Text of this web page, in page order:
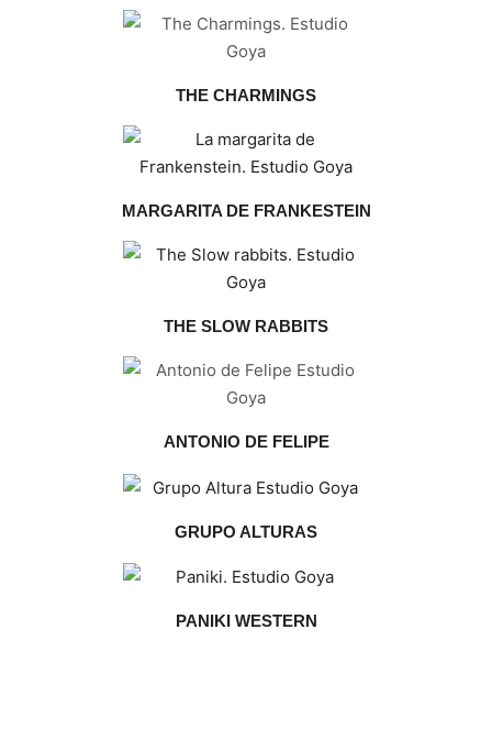
THE CHARMINGS
MARGARITA DE FRANKESTEIN
THE SLOW RABBITS
ANTONIO DE FELIPE
GRUPO ALTURAS
PANIKI WESTERN